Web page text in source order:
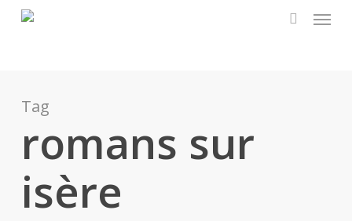
Menu
Tag
romans sur
isère